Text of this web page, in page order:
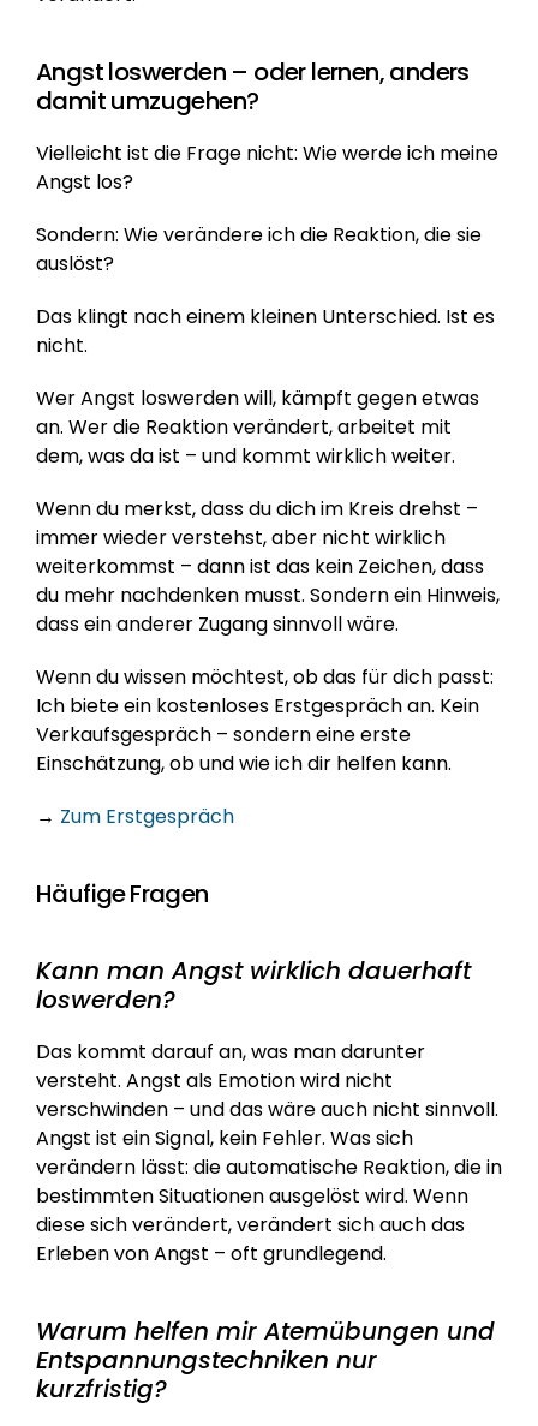
Angst loswerden – oder lernen, anders
damit umzugehen?
Vielleicht ist die Frage nicht: Wie werde ich meine
Angst los?
Sondern: Wie verändere ich die Reaktion, die sie
auslöst?
Das klingt nach einem kleinen Unterschied. Ist es
nicht.
Wer Angst loswerden will, kämpft gegen etwas
an. Wer die Reaktion verändert, arbeitet mit
dem, was da ist – und kommt wirklich weiter.
Wenn du merkst, dass du dich im Kreis drehst –
immer wieder verstehst, aber nicht wirklich
weiterkommst – dann ist das kein Zeichen, dass
du mehr nachdenken musst. Sondern ein Hinweis,
dass ein anderer Zugang sinnvoll wäre.
Wenn du wissen möchtest, ob das für dich passt:
Ich biete ein kostenloses Erstgespräch an. Kein
Verkaufsgespräch – sondern eine erste
Einschätzung, ob und wie ich dir helfen kann.
→ Zum Erstgespräch
HäufigeFragen
Kann man Angst wirklich dauerhaft
loswerden?
Das kommt darauf an, was man darunter
versteht. Angst als Emotion wird nicht
verschwinden – und das wäre auch nicht sinnvoll.
Angst ist ein Signal, kein Fehler. Was sich
verändern lässt: die automatische Reaktion, die in
bestimmten Situationen ausgelöst wird. Wenn
diese sich verändert, verändert sich auch das
Erleben von Angst – oft grundlegend.
Warum helfen mir Atemübungen und
Entspannungstechniken nur
kurzfristig?